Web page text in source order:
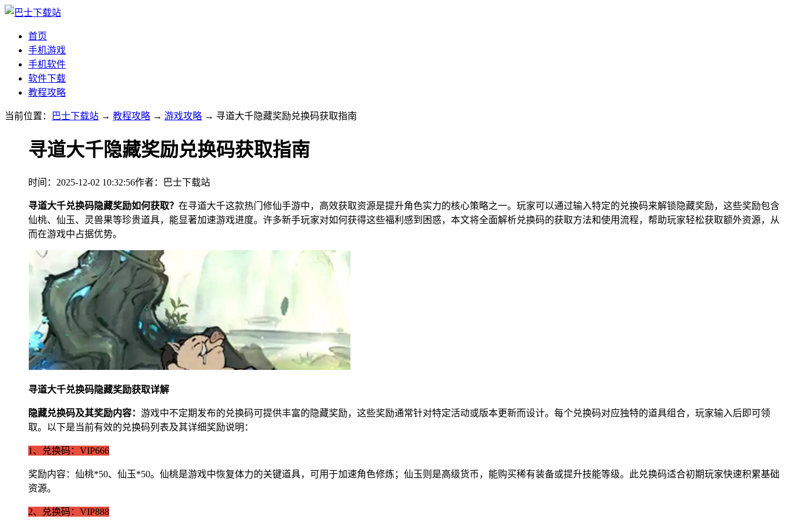
首页
手机游戏
手机软件
软件下载
教程攻略
当前位置： 巴士下载站 → 教程攻略 → 游戏攻略 → 寻道大千隐藏奖励兑换码获取指南
寻道大千隐藏奖励兑换码获取指南
时间：2025-12-02 10:32:56作者：巴士下载站
寻道大千兑换码隐藏奖励如何获取？ 在寻道大千这款热门修仙手游中，高效获取资源是提升角色实力的核心策略之一。玩家可以通过输入特定的兑换码来解锁隐藏奖励，这些奖励包含
仙桃、仙玉、灵兽果等珍贵道具，能显著加速游戏进度。许多新手玩家对如何获得这些福利感到困惑，本文将全面解析兑换码的获取方法和使用流程，帮助玩家轻松获取额外资源，从
而在游戏中占据优势。
寻道大千兑换码隐藏奖励获取详解
隐藏兑换码及其奖励内容： 游戏中不定期发布的兑换码可提供丰富的隐藏奖励，这些奖励通常针对特定活动或版本更新而设计。每个兑换码对应独特的道具组合，玩家输入后即可领
取。以下是当前有效的兑换码列表及其详细奖励说明：
1、兑换码：VIP666
奖励内容：仙桃*50、仙玉*50。仙桃是游戏中恢复体力的关键道具，可用于加速角色修炼；仙玉则是高级货币，能购买稀有装备或提升技能等级。此兑换码适合初期玩家快速积累基础
资源。
2、兑换码：VIP888